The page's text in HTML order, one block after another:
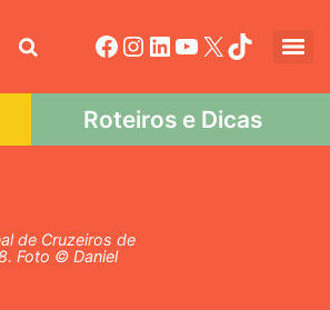
Roteiros e Dicas
de Cruzeiros de
Foto © Daniel